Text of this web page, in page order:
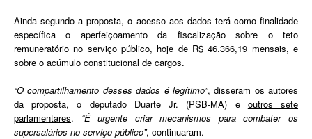
Ainda segundo a proposta, o acesso aos dados terá como finalidade
específica o aperfeiçoamento da fiscalização sobre o teto
remuneratório no serviço público, hoje de R$ 46.366,19 mensais, e
sobre o acúmulo constitucional de cargos.
“O compartilhamento desses dados é legítimo”, disseram os autores
da proposta, o deputado Duarte Jr. (PSB-MA) e outros sete
parlamentares. “É urgente criar mecanismos para combater os
supersalários no serviço público”, continuaram.